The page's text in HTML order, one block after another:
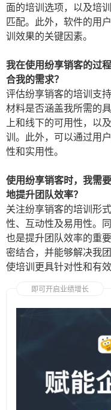
面的培训选项，以及培
匹配。此外，软件的用
训效果的关键因素。
我在使用纷享销客的过
合我的需求？
评估纷享销客的培训支
材料是否涵盖我所需的
上和线下的可用性，以
训。此外，可以通过用
性和实用性。
使用纷享销客时，我需
地提升团队效率？
关注纷享销客的培训形
性、互动性及易用性。
也是提升团队效率的重
密结合，并能够解决我
使培训更具针对性和有效
即可开启业绩增长